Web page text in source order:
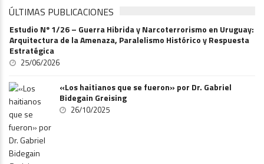
ÚLTIMAS PUBLICACIONES
Estudio Nº 1/26 – Guerra Hibrida y Narcoterrorismo en Uruguay:
Arquitectura de la Amenaza, Paralelismo Histórico y Respuesta
Estratégica
25/06/2026
«Los haitianos que se fueron» por Dr. Gabriel
Bidegain Greising
26/10/2025